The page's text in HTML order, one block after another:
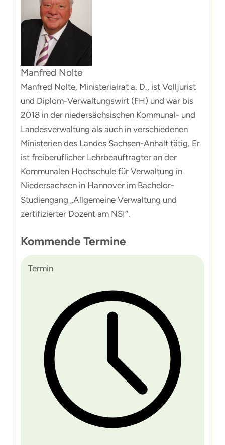
Manfred Nolte
Manfred Nolte, Ministerialrat a. D., ist Volljurist
und Diplom-Verwaltungswirt (FH) und war bis
2018 in der niedersächsischen Kommunal- und
Landesverwaltung als auch in verschiedenen
Ministerien des Landes Sachsen-Anhalt tätig. Er
ist freiberuflicher Lehrbeauftragter an der
Kommunalen Hochschule für Verwaltung in
Niedersachsen in Hannover im Bachelor-
Studiengang „Allgemeine Verwaltung und
zertifizierter Dozent am NSI“.
Kommende Termine
Termin